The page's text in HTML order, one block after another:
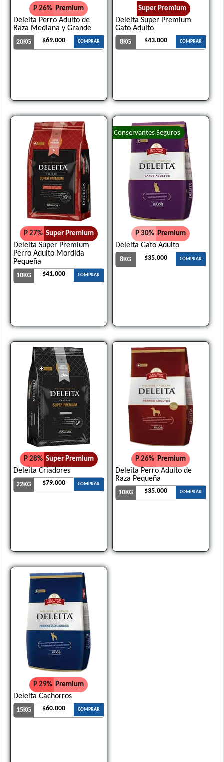
P 26% Premium
Deleita Perro Adulto de
Raza Mediana y Grande
20KG $69.000 COMPRAR
Super Premium
Deleita Super Premium
Gato Adulto
8KG $43.000 COMPRAR
P 27% Super Premium
Deleita Super Premium
Perro Adulto Mordida
Pequeña
10KG $41.000 COMPRAR
Conservantes Seguros
P 30% Premium
Deleita Gato Adulto
8KG $35.000 COMPRAR
P 28% Super Premium
Deleita Criadores
22KG $79.000 COMPRAR
P 26% Premium
Deleita Perro Adulto de
Raza Pequeña
10KG $35.000 COMPRAR
P 29% Premium
Deleita Cachorros
15KG $60.000 COMPRAR